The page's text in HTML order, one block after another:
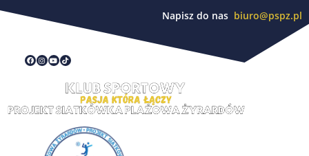
Napisz do nas biuro@pspz.pl